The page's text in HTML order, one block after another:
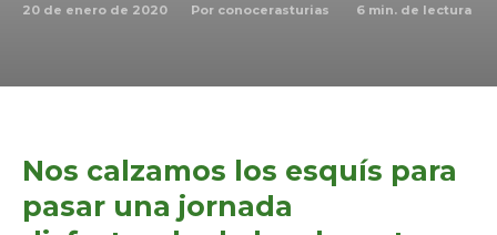
20 de enero de 2020 Por conocerasturias 6 min. de lectura
Nos calzamos los esquís para
pasar una jornada